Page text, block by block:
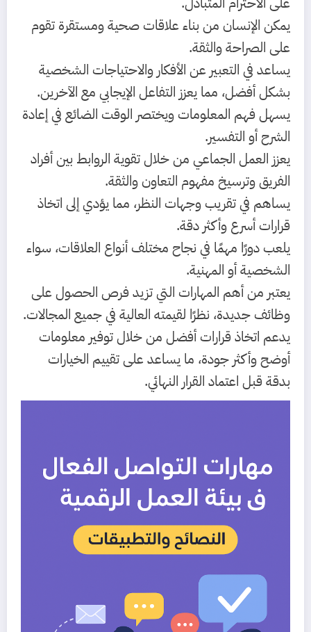
يمكن الإنسان من بناء علاقات صحية ومستقرة تقوم
على الصراحة والثقة.
يساعد في التعبير عن الأفكار والاحتياجات الشخصية
بشكل أفضل، مما يعزز التفاعل الإيجابي مع الآخرين.
يسهل فهم المعلومات ويختصر الوقت الضائع في إعادة
الشرح أو التفسير.
يعزز العمل الجماعي من خلال تقوية الروابط بين أفراد
الفريق وترسيخ مفهوم التعاون والثقة.
يساهم في تقريب وجهات النظر، مما يؤدي إلى اتخاذ
قرارات أسرع وأكثر دقة.
يلعب دورًا مهمًا في نجاح مختلف أنواع العلاقات، سواء
الشخصية أو المهنية.
يعتبر من أهم المهارات التي تزيد فرص الحصول على
وظائف جديدة، نظرًا لقيمته العالية في جميع المجالات.
يدعم اتخاذ قرارات أفضل من خلال توفير معلومات
أوضح وأكثر جودة، ما يساعد على تقييم الخيارات
بدقة قبل اعتماد القرار النهائي.